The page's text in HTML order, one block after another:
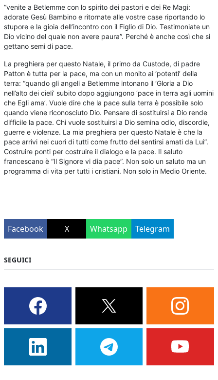
“venite a Betlemme con lo spirito dei pastori e dei Re Magi:
adorate Gesù Bambino e ritornate alle vostre case riportando lo
stupore e la gioia dell’incontro con il Figlio di Dio. Testimoniate un
Dio vicino del quale non avere paura”. Perché è anche così che si
gettano semi di pace.
La preghiera per questo Natale, il primo da Custode, di padre
Patton è tutta per la pace, ma con un monito ai ‘potenti’ della
terra: “quando gli angeli a Betlemme intonano il ‘Gloria a Dio
nell’alto dei cieli’ subito dopo aggiungono ‘pace in terra agli uomini
che Egli ama’. Vuole dire che la pace sulla terra è possibile solo
quando viene riconosciuto Dio. Pensare di sostituirsi a Dio rende
difficile la pace. Chi vuole sostituirsi a Dio semina odio, discordie,
guerre e violenze. La mia preghiera per questo Natale è che la
pace arrivi nei cuori di tutti come frutto del sentirsi amati da Lui”.
Costruire ponti per costruire il dialogo e la pace. Il saluto
francescano è “Il Signore vi dia pace”. Non solo un saluto ma un
programma di vita per tutti i cristiani. Non solo in Medio Oriente.
Facebook X Whatsapp Telegram
SEGUICI